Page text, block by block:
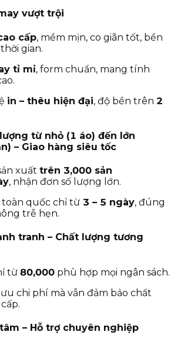
vượt trội
cấp, mềm mịn, co giãn tốt, bền
gian.
tỉ mỉ, form chuẩn, mang tính
in – thêu hiện đại, độ bền trên 2
từ nhỏ (1 áo) đến lớn
– Giao hàng siêu tốc
xuất trên 3,000 sản
, nhận đơn số lượng lớn.
toàn quốc chỉ từ 3 – 5 ngày, đúng
trễ hẹn.
tranh – Chất lượng tương
từ 80,000 phù hợp mọi ngân sách.
chi phí mà vẫn đảm bảo chất
– Hỗ trợ chuyên nghiệp